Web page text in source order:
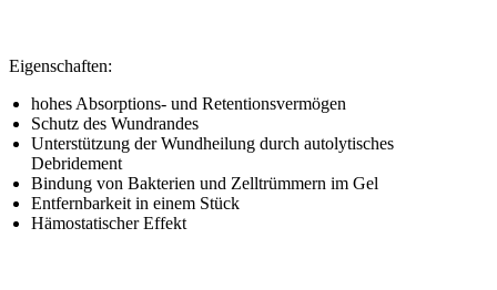
Eigenschaften:
hohes Absorptions- und Retentionsvermögen
Schutz des Wundrandes
Unterstützung der Wundheilung durch autolytisches
Debridement
Bindung von Bakterien und Zelltrümmern im Gel
Entfernbarkeit in einem Stück
Hämostatischer Effekt